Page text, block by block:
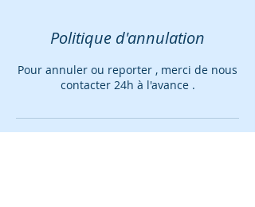
Politique d'annulation
Pour annuler ou reporter , merci de nous
contacter 24h à l'avance .